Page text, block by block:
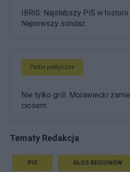
IBRiS: Najsłabszy PiS w historii
Najnowszy sondaż
Partie polityczne
Nie tylko grill. Morawiecki
ciosem
Tematy Redakcja
PIS GŁOS REGIONÓW